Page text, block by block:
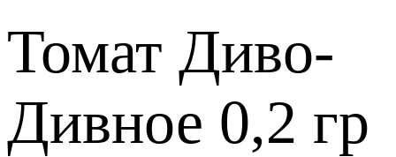
Томат Диво-
Дивное 0,2 гр